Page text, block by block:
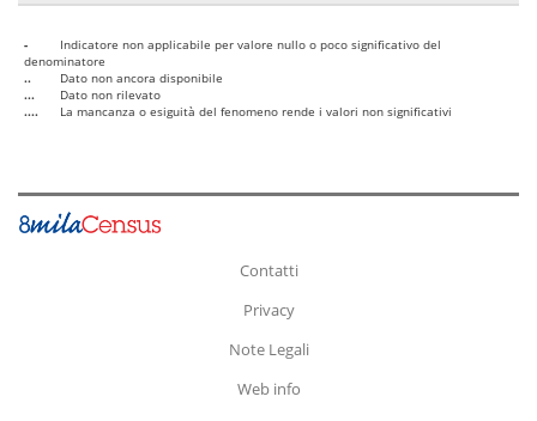
-
Indicatore non applicabile per valore nullo o poco significativo del
denominatore
..
Dato non ancora disponibile
...
Dato non rilevato
....
La mancanza o esiguità del fenomeno rende i valori non significativi
Contatti
Privacy
Note Legali
Web info